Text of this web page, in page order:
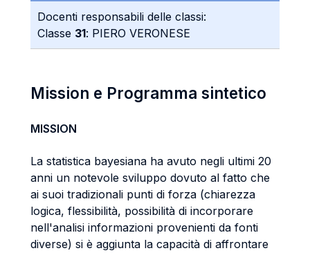
Docenti responsabili delle classi:
Classe 31: PIERO VERONESE
Mission e Programma sintetico
MISSION
La statistica bayesiana ha avuto negli ultimi 20
anni un notevole sviluppo dovuto al fatto che
ai suoi tradizionali punti di forza (chiarezza
logica, flessibilità, possibilità di incorporare
nell'analisi informazioni provenienti da fonti
diverse) si è aggiunta la capacità di affrontare